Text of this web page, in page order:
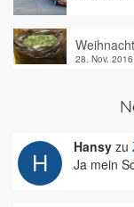
28. Nov. 2016
Hansy zu
Ja mein